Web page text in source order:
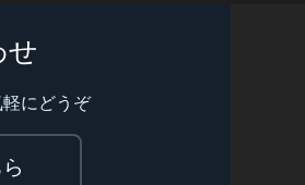
せ
にどうぞ